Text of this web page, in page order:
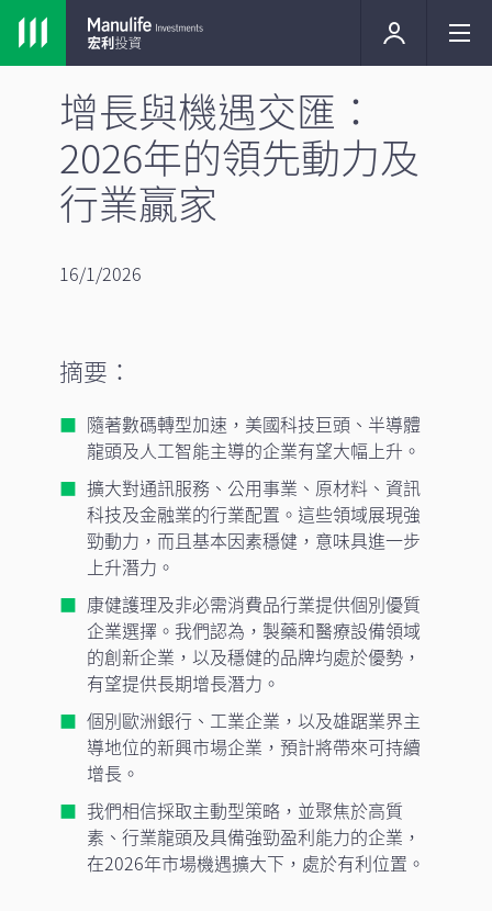
增長與機遇交匯：
2026年的領先動力及
行業贏家
16/1/2026
摘要：
隨著數碼轉型加速，美國科技巨頭、半導體
龍頭及人工智能主導的企業有望大幅上升。
擴大對通訊服務、公用事業、原材料、資訊
科技及金融業的行業配置。這些領域展現強
勁動力，而且基本因素穩健，意味具進一步
上升潛力。
康健護理及非必需消費品行業提供個別優質
企業選擇。我們認為，製藥和醫療設備領域
的創新企業，以及穩健的品牌均處於優勢，
有望提供長期增長潛力。
個別歐洲銀行、工業企業，以及雄踞業界主
導地位的新興市場企業，預計將帶來可持續
增長。
我們相信採取主動型策略，並聚焦於高質
素、行業龍頭及具備強勁盈利能力的企業，
在2026年市場機遇擴大下，處於有利位置。